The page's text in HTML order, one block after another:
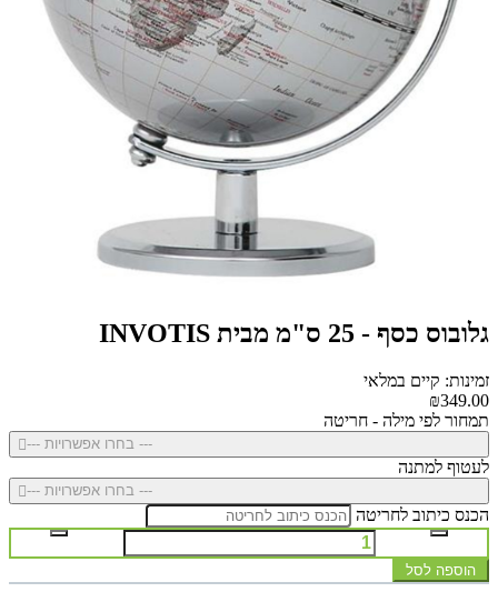
גלובוס כסף - 25 ס"מ מבית INVOTIS
זמינות: קיים במלאי
₪349.00
תמחור לפי מילה - חריטה
--- בחרו אפשרויות ---
לעטוף למתנה
--- בחרו אפשרויות ---
הכנס כיתוב לחריטה
הוספה לסל